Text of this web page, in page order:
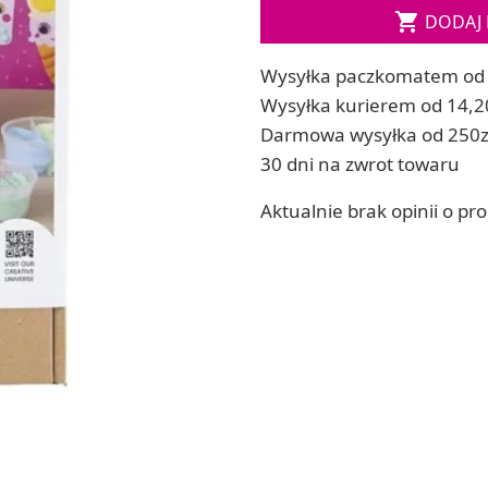
ręcznych
Dodatki: barwniki i zapachy
RZEŹBA, GLINY I ODLEWY
Lepienie i rzeźbienie
Odlewy dekoracyjne
Modelowanie dla dzieci
 DODAJ
Wysyłka paczkomatem od
Wysyłka kurierem od
Darmowa wysyłka od
30 dni na zwrot towaru
Aktualnie brak opinii o